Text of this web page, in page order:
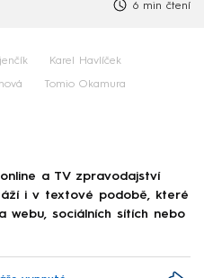
6 min čtení
Karel Havlíček
Tomio Okamura
a TV zpravodajství
i v textové podobě, které
webu, sociálních sítích nebo